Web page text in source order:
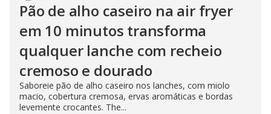
Pão de alho caseiro na air fryer
em 10 minutos transforma
qualquer lanche com recheio
cremoso e dourado
Saboreie pão de alho caseiro nos lanches, com miolo
macio, cobertura cremosa, ervas aromáticas e bordas
levemente crocantes. The...